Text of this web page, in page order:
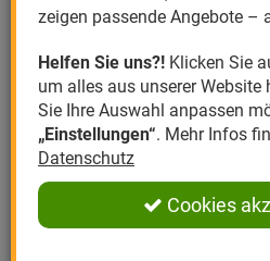
Hersteller
Themenwelt
Ratgeber
Angebote
zeigen passende Angebote –
Helfen Sie uns?! Klicken Sie
um alles aus unserer Website
Sie Ihre Auswahl anpassen
„Einstellungen“. Mehr Infos
Datenschutz
Cookies